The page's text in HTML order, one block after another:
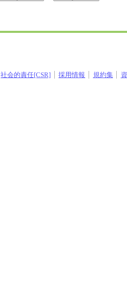
社会的責任[CSR] 採用情報 規約集